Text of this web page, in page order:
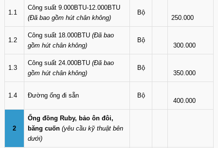
1.1
Công suất 9.000BTU-12.000BTU
(Đã bao gồm hút chân không)
Bộ
250.000
1.2
Công suất 18.000BTU (Đã bao
gồm hút chân không)
Bộ
300.000
1.3
Công suất 24.000BTU (Đã bao
gồm hút chân không)
Bộ
350.000
1.4 Đường ống đi sẵn Bộ
400.000
2
Ống đồng Ruby, bảo ôn đôi,
băng cuốn (yêu cầu kỹ thuật bên
dưới)